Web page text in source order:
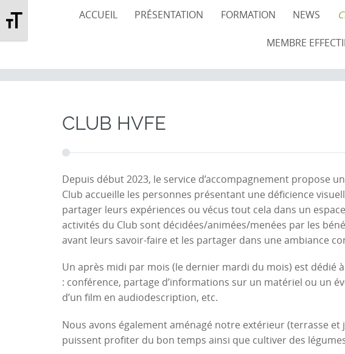
Changer la taille de la police
ACCUEIL PRÉSENTATION FORMATION NEWS
MEMBRE
CLUB HVFE
Depuis début 2023, le service d’accompagnement propose
Club accueille les personnes présentant une déficience
partager leurs expériences ou vécus tout cela dans un
activités du Club sont décidées/animées/menées par les
avant leurs savoir-faire et les partager dans une ambiance
Un après midi par mois (le dernier mardi du mois) est dédié
: conférence, partage d’informations sur un matériel ou un
d’un film en audiodescription, etc.
Nous avons également aménagé notre extérieur (terrasse
puissent profiter du bon temps ainsi que cultiver des